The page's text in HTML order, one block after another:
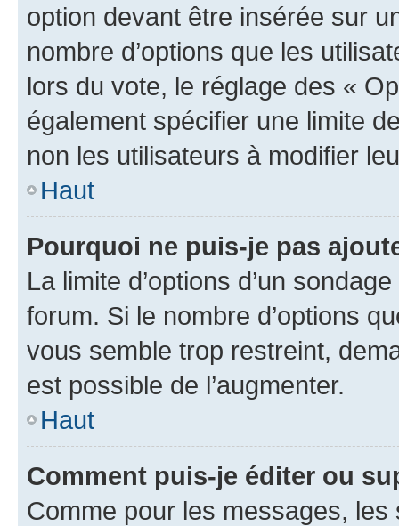
option devant être insérée sur
nombre d’options que les
lors du vote, le réglage des «
également spécifier une limite
non les utilisateurs à modifier
Haut
Pourquoi ne puis-je pas
La limite d’options d’un
forum. Si le nombre d’options
vous semble trop restreint,
est possible de l’augmenter.
Haut
Comment puis-je éditer ou
Comme pour les messages,